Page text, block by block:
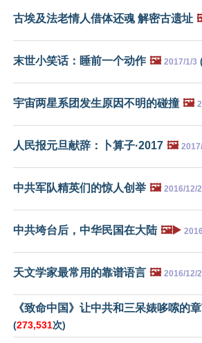
古埃及法老情人借体还魂 解密古遗址
末世小笑话：睡前一个动作 🖼️ 2017/1/3
宇宙两星系团发生原因不明的碰撞 🖼️
人民报元旦献辞：卜算子·2017 🖼️
中共军队精英们的惊人创举 🖼️ 2016/12/
中共垮台后，中华民国在大陆 🖼️▶️
天文学家最常用的靠谱语言 🖼️ 2016/12/
《致命中国》让中共和三呆婊哆嗦的
(273,531次)